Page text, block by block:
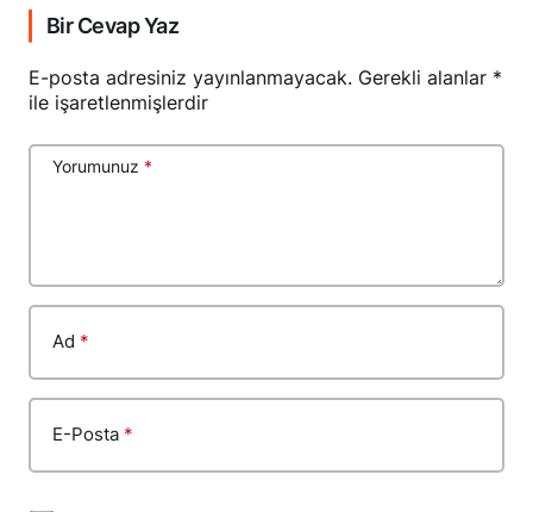
Bir Cevap Yaz
E-posta adresiniz yayınlanmayacak. Gerekli alanlar *
ile işaretlenmişlerdir
Yorumunuz *
Ad *
E-Posta *